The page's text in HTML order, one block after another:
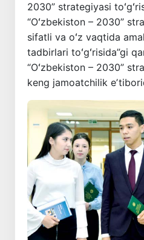
2030” strategiyasi
“Oʻzbekiston – 2030”
sifatli va oʻz vaqtida
tadbirlari toʻgʻrisida”gi
“Oʻzbekiston – 2030”
keng jamoatchilik